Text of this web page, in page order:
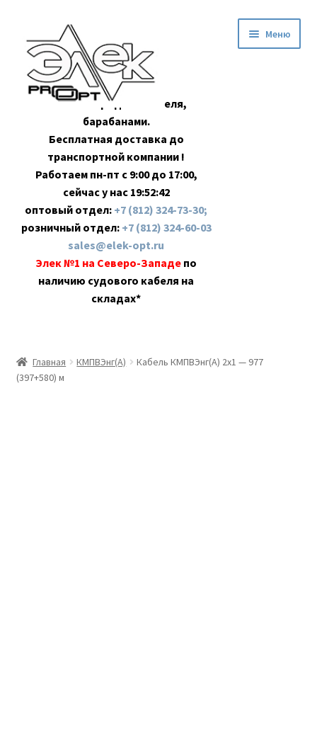
навигации
содержимому
Оптовая продажа кабеля,
барабанами.
Бесплатная доставка до
транспортной компании !
Работаем пн-пт с 9:00 до 17:00,
сейчас у нас 19:52:43
оптовый отдел: +7 (812) 324-73-30;
розничный отдел: +7 (812) 324-60-03
sales@elek-opt.ru
Элек №1 на Северо-Западе по
наличию судового кабеля на
складах*
Меню
Доставка и оплата
Главная КМПВЭнг(А)
Кабель КМПВЭнг(А) 2х1 — 977
(397+580) м